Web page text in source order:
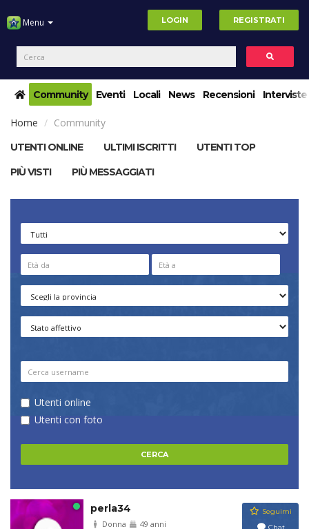
Menu LOGIN REGISTRATI
Community Eventi Locali News Recensioni Interviste
Home Community
UTENTI ONLINE ULTIMI ISCRITTI
UTENTI TOP
PIÙ VISTI
PIÙ MESSAGGIATI
Utenti online
Utenti con foto
perla34
Donna
49 anni
Seguimi